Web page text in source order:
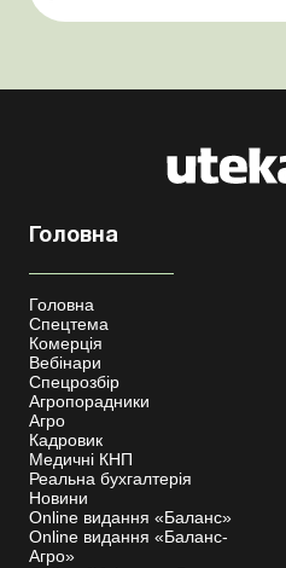
працівника виявлено статус
знати
Головна
Головна
Спецтема
Комерція
Вебінари
Спецрозбір
Агропорадники
Агро
Кадровик
Медичні КНП
Реальна бухгалтерія
Новини
Online видання «Баланс»
Online видання «Баланс-
Агро»